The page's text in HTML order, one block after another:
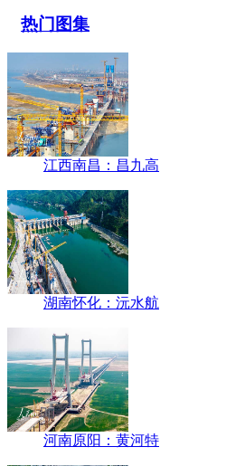
热门图集
江西南昌：昌九高
湖南怀化：沅水航
河南原阳：黄河特